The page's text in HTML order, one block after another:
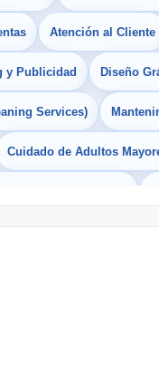
Atención al Cliente
y Publicidad Diseño
Services)
Cuidado de Adultos
Empleos